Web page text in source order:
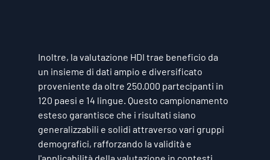
Inoltre, la valutazione HDI trae beneficio da
un insieme di dati ampio e diversificato
proveniente da oltre 250.000 partecipanti in
120 paesi e 14 lingue. Questo campionamento
esteso garantisce che i risultati siano
generalizzabili e solidi attraverso vari gruppi
demografici, rafforzando la validità e